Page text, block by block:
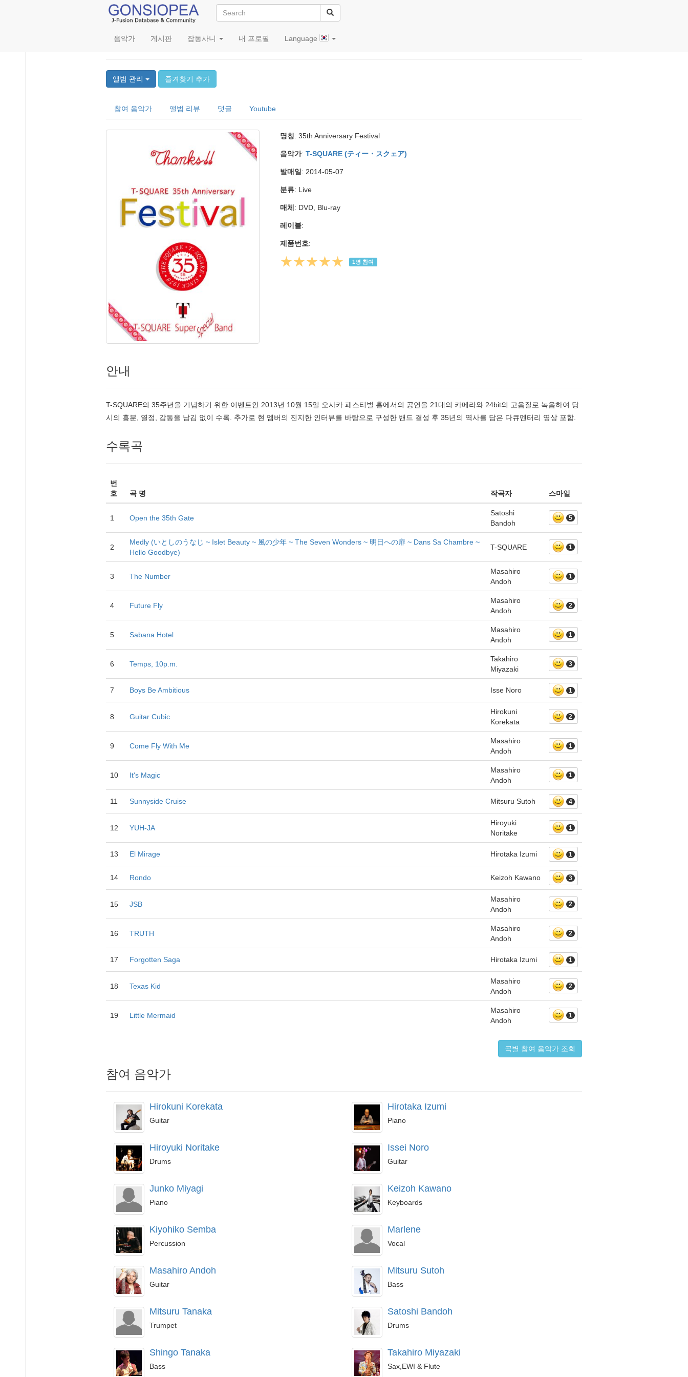
음악가 게시판 잡동사니 내 프로필 Language
35th Anniversary Festival
앨범 관리 즐겨찾기 추가
참여 음악가 앨범 리뷰 댓글 Youtube
명칭: 35th Anniversary Festival
음악가: T-SQUARE (ティー・スクェア)
발매일 : 2014-05-07
분류: Live
매체 : DVD, Blu-ray
레이블:
제품번호:
★★★★★ 1명 참여
안내
T-SQUARE의 35주년을 기념하기 위한 이벤트인 2013년 10월 15일 오사카 페스티벌 홀에서의 공연을 21대의 카메라와 24bit의 고음질로 녹음하여 당
시의 흥분, 열정, 감동을 남김 없이 수록. 추가로 현 멤버의 진지한 인터뷰를 바탕으로 구성한 밴드 결성 후 35년의 역사를 담은 다큐멘터리 영상 포함.
수록곡
번
호
곡 명 작곡자 스마일
1 Open the 35th Gate
Satoshi
Bandoh
5
2
Medly (いとしのうなじ ~ Islet Beauty ~ 風の少年 ~ The Seven Wonders ~ 明日への扉 ~ Dans Sa Chambre ~
Hello Goodbye)
T-SQUARE 1
3 The Number
Masahiro
Andoh
1
4 Future Fly
Masahiro
Andoh
2
5 Sabana Hotel
Masahiro
Andoh
1
6 Temps, 10p.m.
Takahiro
Miyazaki
3
7 Boys Be Ambitious Isse Noro 1
8 Guitar Cubic
Hirokuni
Korekata
2
9 Come Fly With Me
Masahiro
Andoh
1
10 It's Magic
Masahiro
Andoh
1
11 Sunnyside Cruise Mitsuru Sutoh 4
12 YUH-JA
Hiroyuki
Noritake
1
13 El Mirage Hirotaka Izumi 1
14 Rondo Keizoh Kawano 3
15 JSB
Masahiro
Andoh
2
16 TRUTH
Masahiro
Andoh
2
17 Forgotten Saga Hirotaka Izumi 1
18 Texas Kid
Masahiro
Andoh
2
19 Little Mermaid
Masahiro
Andoh
1
곡별 참여 음악가 조회
참여 음악가
Hirokuni Korekata
Guitar
Hirotaka Izumi
Piano
Hiroyuki Noritake
Drums
Issei Noro
Guitar
Junko Miyagi
Piano
Keizoh Kawano
Keyboards
Kiyohiko Semba
Percussion
Marlene
Vocal
Masahiro Andoh
Guitar
Mitsuru Sutoh
Bass
Mitsuru Tanaka
Trumpet
Satoshi Bandoh
Drums
Shingo Tanaka
Bass
Takahiro Miyazaki
Sax,EWI & Flute